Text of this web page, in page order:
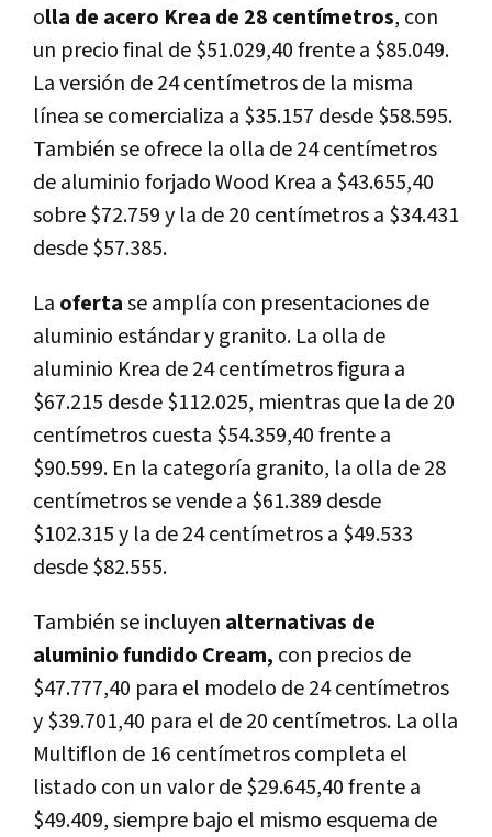
olla de acero Krea de 28 centímetros, con
un precio final de $51.029,40 frente a $85.049.
La versión de 24 centímetros de la misma
línea se comercializa a $35.157 desde $58.595.
También se ofrece la olla de 24 centímetros
de aluminio forjado Wood Krea a $43.655,40
sobre $72.759 y la de 20 centímetros a $34.431
desde $57.385.
La ofertase amplía con presentaciones de
aluminio estándar y granito. La olla de
aluminio Krea de 24 centímetros figura a
$67.215 desde $112.025, mientras que la de 20
centímetros cuesta $54.359,40 frente a
$90.599. En la categoría granito, la olla de 28
centímetros se vende a $61.389 desde
$102.315 y la de 24 centímetros a $49.533
desde $82.555.
También se incluyen alternativas de
aluminio fundido Cream, con precios de
$47.777,40 para el modelo de 24 centímetros
y $39.701,40 para el de 20 centímetros. La olla
Multiflon de 16 centímetros completa el
listado con un valor de $29.645,40 frente a
$49.409, siempre bajo el mismo esquema de